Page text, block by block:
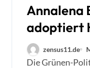
Annalena
adoptiert
zensus11.de
Die Grünen-Politikerin Annalena Baerbock